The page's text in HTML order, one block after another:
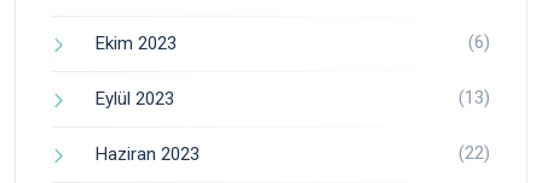
Ekim 2023 (6)
Eylül 2023 (13)
Haziran 2023 (22)